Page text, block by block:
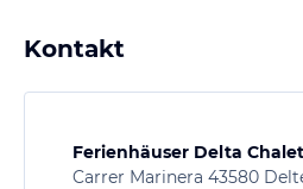
Kontakt
Ferienhäuser Delta
Carrer Marinera 43580